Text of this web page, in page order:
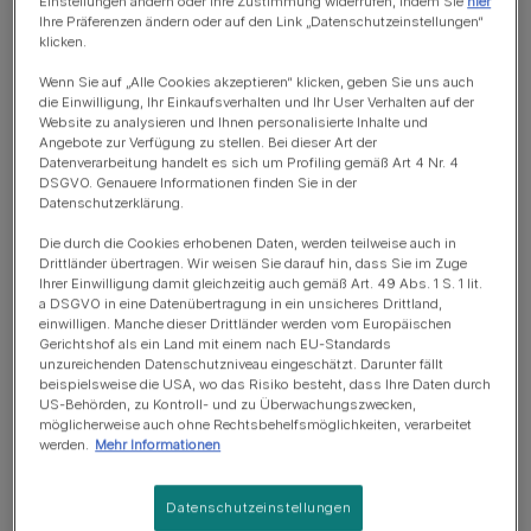
Versteckspiel mit Welpen
Hier handelt es sich um eine Kombination aus
Geruchstraining und Problemlösung (manche Hunde
probieren hier nur etwas rum!). Nichtsdestotrotz ist es ein
unterhaltsamer Ausgangspunkt!
Hole dir jemanden dazu, der deinen Hund festhält
(oder bitte deinen Hund, zu warten, wenn er in
dieser Hinsicht zuverlässig ist).
Gehe daraufhin weg und verstecken sich irgendwo
im Haus. Gehe anfangs nicht zu weit weg, bis dein
Hund bei diesem lustigen neuen Spiel den Dreh raus
hat.
Du kannst zunächst eine Spur von Trockenfutter
machen. Wenn du dich in Position befindest, kann
Ihre Präferenzen ändern oder auf den Link „Datenschutzeinstellungen“
klicken.
Wenn Sie auf „Alle Cookies akzeptieren“ klicken, geben Sie uns auch
die Einwilligung, Ihr Einkaufsverhalten und Ihr User Verhalten auf der
Website zu analysieren und Ihnen personalisierte Inhalte und
Angebote zur Verfügung zu stellen. Bei dieser Art der
Datenverarbeitung handelt es sich um Profiling gemäß Art 4 Nr. 4
DSGVO. Genauere Informationen finden Sie in der
Datenschutzerklärung.
Die durch die Cookies erhobenen Daten, werden teilweise auch in
Drittländer übertragen. Wir weisen Sie darauf hin, dass Sie im Zuge
Ihrer Einwilligung damit gleichzeitig auch gemäß Art. 49 Abs. 1 S. 1 lit.
a DSGVO in eine Datenübertragung in ein unsicheres Drittland,
einwilligen. Manche dieser Drittländer werden vom Europäischen
Gerichtshof als ein Land mit einem nach EU-Standards
unzureichenden Datenschutzniveau eingeschätzt. Darunter fällt
beispielsweise die USA, wo das Risiko besteht, dass Ihre Daten durch
US-Behörden, zu Kontroll- und zu Überwachungszwecken,
möglicherweise auch ohne Rechtsbehelfsmöglichkeiten, verarbeitet
werden. Mehr Informationen
Datenschutzeinstellungen